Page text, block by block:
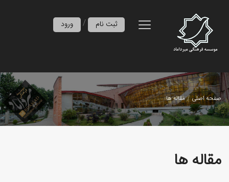
ورود / ثبت نام
صفحه اصلی مقاله ها
مقاله ها